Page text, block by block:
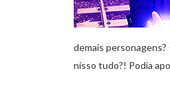
demais
nisso tudo?! Podia